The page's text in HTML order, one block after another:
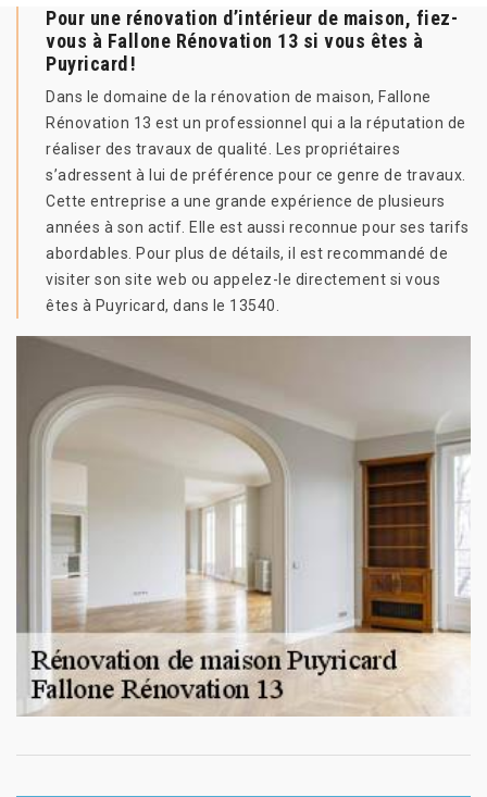
Pour une rénovation d’intérieur de maison, fiez-
vous à Fallone Rénovation 13 si vous êtes à
Puyricard !
Dans le domaine de la rénovation de maison, Fallone
Rénovation 13 est un professionnel qui a la réputation de
réaliser des travaux de qualité. Les propriétaires
s’adressent à lui de préférence pour ce genre de travaux.
Cette entreprise a une grande expérience de plusieurs
années à son actif. Elle est aussi reconnue pour ses tarifs
abordables. Pour plus de détails, il est recommandé de
visiter son site web ou appelez-le directement si vous
êtes à Puyricard, dans le 13540.